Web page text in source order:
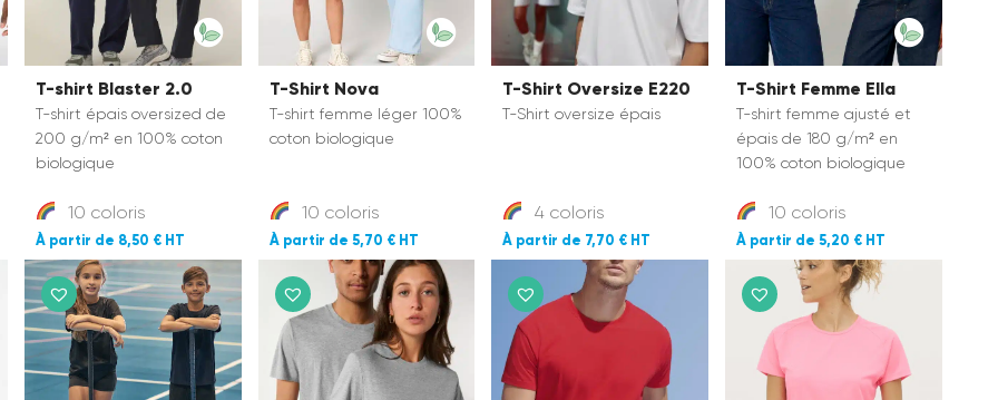
T-shirt Blaster 2.0
T-shirt épais oversized de
200 g/m² en 100% coton
biologique
10 coloris
8,50 €
T-Shirt Nova
T-shirt femme léger 100%
coton biologique
10 coloris
5,70 €
T-Shirt Oversize E220
T-Shirt oversize épais
4 coloris
7,70 €
T-Shirt Femme Ella
T-shirt femme ajusté et
épais de 180 g/m² en
100% coton biologique
10 coloris
5,20 €